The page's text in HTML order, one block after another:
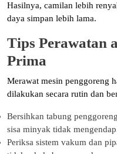
Hasilnya, camilan lebih
daya simpan lebih lama.
Tips Perawatan
Prima
Merawat mesin penggoreng
dilakukan secara rutin dan
Bersihkan tabung
sisa minyak tidak
Periksa sistem vakum dan